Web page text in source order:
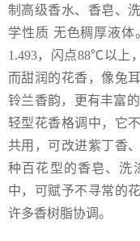
制高级香水、香皂、
学性质 无色稠厚液体
1.493，闪点88℃以上
而甜润的花香，像兔
铃兰香韵，更有丰富
轻型花香格调中，它
共用，可改进紫丁香
种百花型的香皂、洗
中，可赋予不寻常的
许多香树脂协调。